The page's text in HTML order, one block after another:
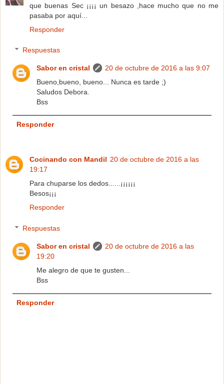
que buenas Sec ¡¡¡¡ un besazo ,hace mucho que no me
pasaba por aquí...
Responder
Respuestas
Sabor en cristal
20 de octubre de 2016 a las 9:07
Bueno,bueno, bueno... Nunca es tarde ;)
Saludos Debora.
Bss
Responder
Cocinando con Mandil 20 de octubre de 2016 a las
19:17
Para chuparse los dedos......¡¡¡¡¡¡
Besos¡¡¡
Responder
Respuestas
Sabor en cristal
20 de octubre de 2016 a las
19:20
Me alegro de que te gusten...
Bss
Responder